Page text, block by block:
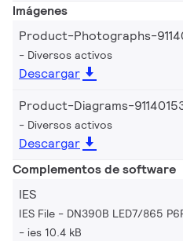
Imágenes
Product-Photographs-
Diversos activos
Descargar
Product-Diagrams-
Diversos activos
Descargar
Complementos de software
IES
IES File - DN390B LED7/865
ies 10.4 kB